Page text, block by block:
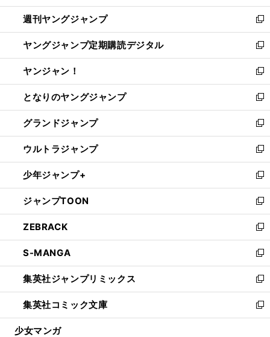
開
く
ウ
で
開
く
ン
ド
ウ
で
開
く
ウ
ィ
ン
ド
ウ
で
開
く
週刊ヤングジャンプ
新
し
い
ウ
ィ
ン
ド
ウ
で
開
く
ヤングジャンプ定期購読デジタル
新
し
い
ウ
ィ
ン
ド
ウ
で
開
く
ヤンジャン！
新
し
い
ウ
ィ
ン
ド
ウ
で
開
く
となりのヤングジャンプ
新
し
い
ウ
ィ
ン
ド
ウ
で
開
く
グランドジャンプ
新
し
い
ウ
ィ
ン
ド
ウ
で
開
く
ウルトラジャンプ
新
し
い
ウ
ィ
ン
ド
ウ
で
開
く
少年ジャンプ+
新
し
い
ウ
ィ
ン
ド
ウ
で
開
く
ジャンプTOON
新
し
い
ウ
ィ
ン
ド
ウ
で
開
ZEBRACK
新
し
い
ウ
ィ
ン
ド
ウ
S-MANGA
新
し
い
ウ
ィ
ン
集英社ジャンプリミックス
新
し
い
ウ
集英社コミック文庫
新
し
少女マンガ